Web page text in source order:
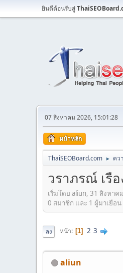
ยินดีต้อนรับสู่
07 สิงหาคม 2026, 15:01:28
หน้าหลัก
ThaiSEOBoard.com ► คว
วราภรณ์ เรื
เริ่มโดย aliun, 31 สิงหา
0 สมาชิก และ 1 ผู้มาเยือ
ลง หน้า 1 2 3
aliun